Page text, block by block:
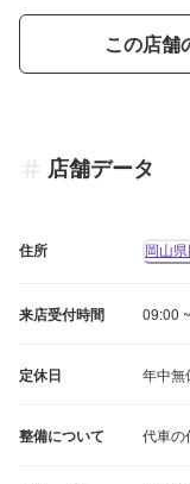
この店舗
店舗データ
住所 岡山
来店受付時間 09:00
定休日 年中無
整備について 代車の